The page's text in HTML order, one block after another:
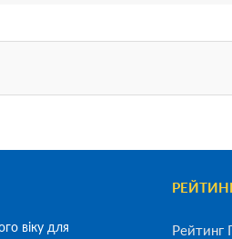
віку для
Рейтинг